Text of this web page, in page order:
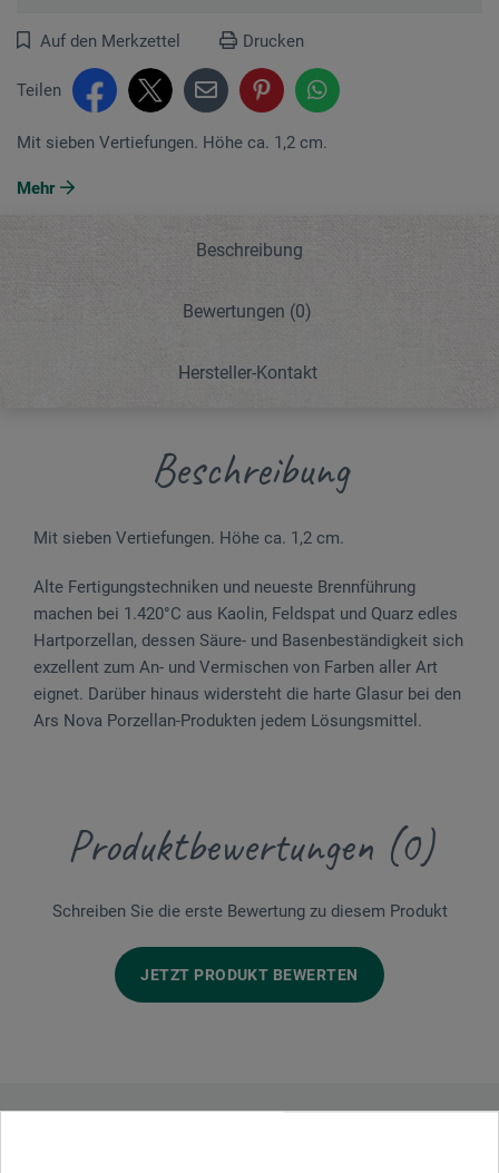
Auf den Merkzettel Drucken
Teilen
Mit sieben Vertiefungen. Höhe ca. 1,2 cm.
Mehr
Beschreibung
Bewertungen (0)
Hersteller-Kontakt
Beschreibung
Mit sieben Vertiefungen. Höhe ca. 1,2 cm.
Alte Fertigungstechniken und neueste Brennführung
machen bei 1.420°C aus Kaolin, Feldspat und Quarz edles
Hartporzellan, dessen Säure- und Basenbeständigkeit sich
exzellent zum An- und Vermischen von Farben aller Art
eignet. Darüber hinaus widersteht die harte Glasur bei den
Ars Nova Porzellan-Produkten jedem Lösungsmittel.
Produktbewertungen (0)
Schreiben Sie die erste Bewertung zu diesem Produkt
JETZT PRODUKT BEWERTEN